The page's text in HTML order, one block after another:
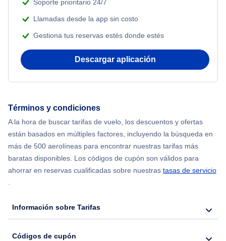
Flights from Shanghai to Nueva York
Flights from Nueva York to Seúl
Flights from Nueva York to Barcelona
Soporte prioritario 24/7
Llamadas desde la app sin costo
Gestiona tus reservas estés donde estés
Descargar aplicación
Términos y condiciones
A la hora de buscar tarifas de vuelo, los descuentos y ofertas
están basados en múltiples factores, incluyendo la búsqueda en
más de 500 aerolíneas para encontrar nuestras tarifas más
baratas disponibles. Los códigos de cupón son válidos para
ahorrar en reservas cualificadas sobre nuestras tasas de servicio
Información sobre Tarifas
Códigos de cupón